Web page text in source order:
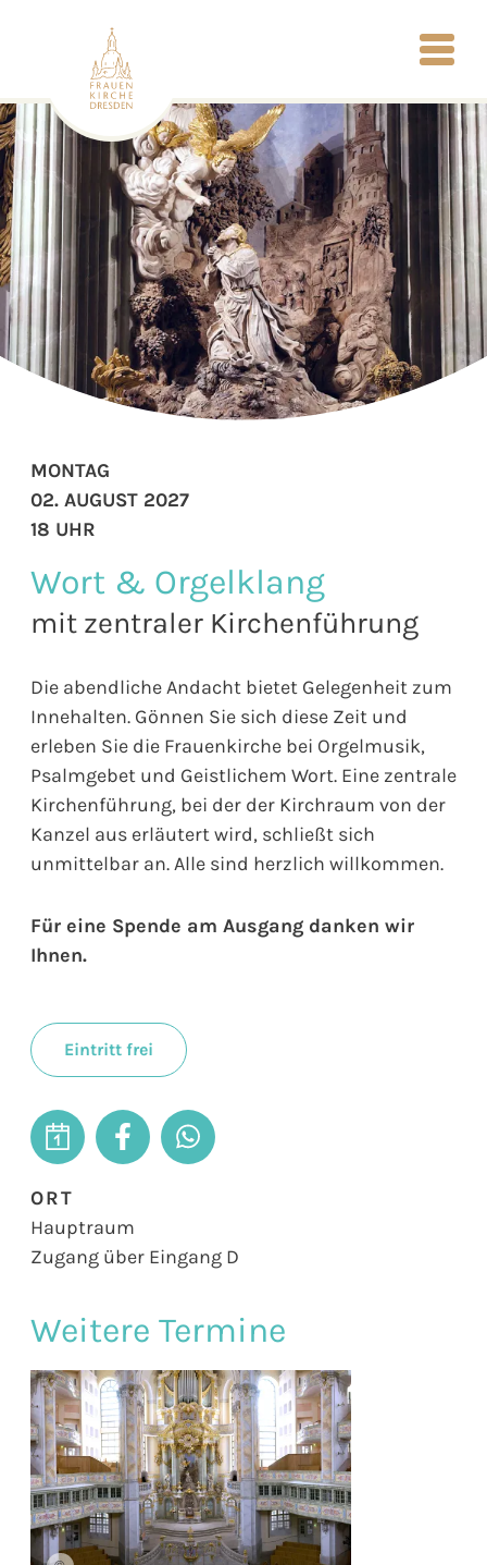
Wort & Orgelklang
mit zentraler Kirchenführung
Die abendliche Andacht bietet Gelegenheit zum
Innehalten. Gönnen Sie sich diese Zeit und
erleben Sie die Frauenkirche bei Orgelmusik,
Psalmgebet und Geistlichem Wort. Eine zentrale
Kirchenführung, bei der der Kirchraum von der
Kanzel aus erläutert wird, schließt sich
unmittelbar an. Alle sind herzlich willkommen.
Für eine Spende am Ausgang danken wir
Ihnen.
Eintritt frei
MONTAG
02. AUGUST 2027
18 UHR
ORT
Hauptraum
Zugang über Eingang D
Weitere Termine